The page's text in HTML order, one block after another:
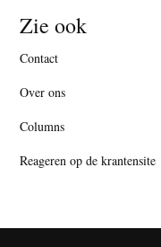
Zie ook
Contact
Over ons
Columns
Reageren op de krantensite